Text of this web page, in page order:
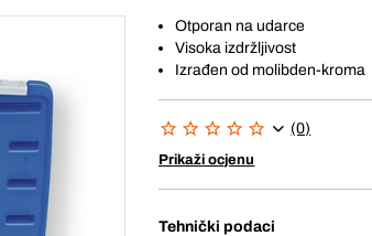
Otporan na udarce
Visoka izdržljivost
Izrađen od molibden-kroma
(0)
Prikaži ocjenu
Tehnički podaci